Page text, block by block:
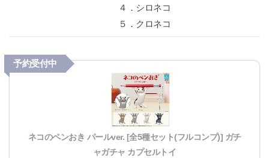
４．シロネコ
５．クロネコ
ネコのペンおき パールver. [全5種セット(フルコンプ)] ガチ
ャガチャ カプセルトイ
予約受付中